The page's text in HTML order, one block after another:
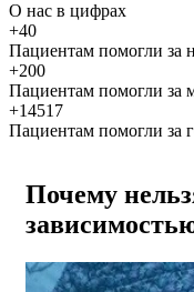
О нас в цифрах
+40
Пациентам помогли за
+200
Пациентам помогли за
+14517
Пациентам помогли за
Почему